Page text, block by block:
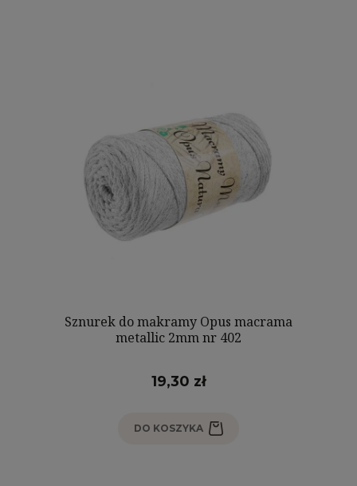
Sznurek do makramy Opus macrama
metallic 2mm nr 402
19,30 zł
DO KOSZYKA